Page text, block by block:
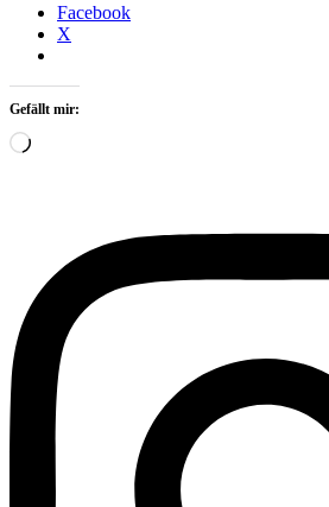
Facebook
X
Gefällt mir:
Wird